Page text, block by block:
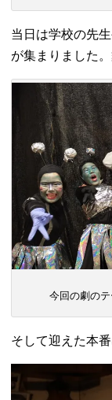
当日は学校の先
が集まりました
今回の劇の
そして迎えた本番